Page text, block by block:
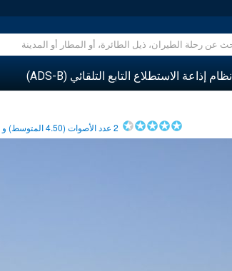
نظام إذاعة الاستطلاع التابع التلقائي (ADS-B)
2عدد الأصوات (4.50المتوسط) و